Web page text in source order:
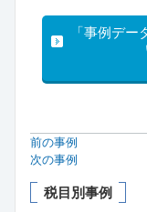
「事例デ
前の事例
次の事例
税目別事例